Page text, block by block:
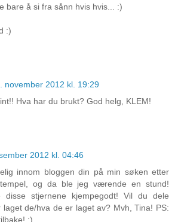
bare å si fra sånn hvis hvis... :)
:)
november 2012 kl. 19:29
Hva har du brukt? God helg, KLEM!
2012 kl. 04:46
innom bloggen din på min søken etter
og da ble jeg værende en stund!
disse stjernene kjempegodt! Vil du dele
laget de/hva de er laget av? Mvh, Tina! PS:
:)